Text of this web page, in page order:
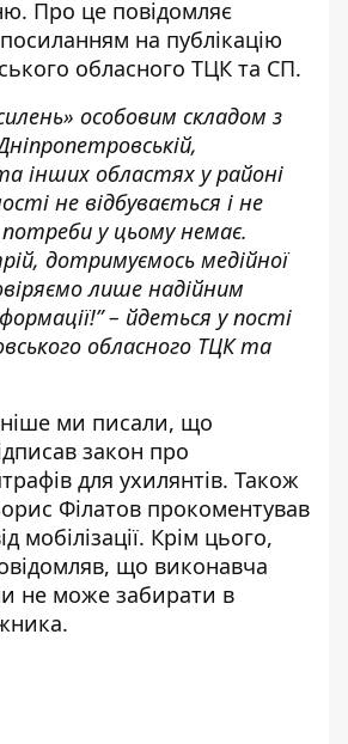
Про це повідомляє
на публікацію
обласного ТЦК та СП.
особовим складом з
інших областях у районі
не відбувається і не
у цьому немає.
дотримуємось медійної
лише надійним
– йдеться у пості
обласного ТЦК та
ми писали, що
закон про
для ухилянтів. Також
Філатов прокоментував
мобілізації. Крім цього,
що виконавча
не може забирати в
.